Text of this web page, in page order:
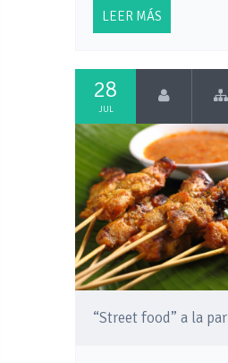
LEER MÁS
28
JUL
“Street food” a la